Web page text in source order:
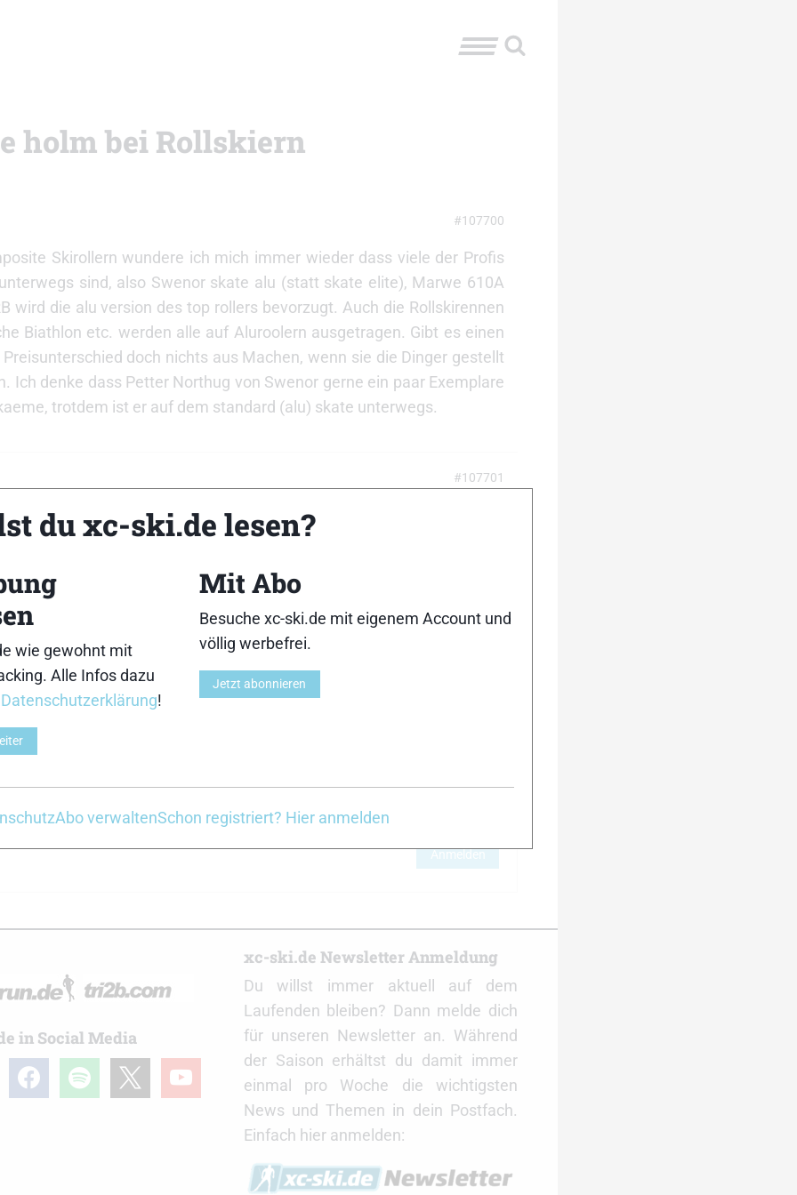
holm bei Rollskiern
#107700
Skirollern wundere ich mich immer wieder dass viele der Profis
sind, also Swenor skate alu (statt skate elite), Marwe 610A
wird die alu version des top rollers bevorzugt. Auch die Rollskirennen
Biathlon etc. werden alle auf Aluroolern ausgetragen. Gibt es einen
doch nichts aus Machen, wenn sie die Dinger gestellt
Ich denke dass Petter Northug von Swenor gerne ein paar Exemplare
trotdem ist er auf dem standard (alu) skate unterwegs.
#107701
@jonas
? Was sind eure Beweggründe, Aluholme den flexenden
bei uns imSkiroller-Testbei der Skiähnlichkeit teilweise besser
Anmelden
in Social Media
facebookspotify youtube
xc-ski.de Newsletter Anmeldung
Du willst immer aktuell auf dem
Laufenden bleiben? Dann melde dich
für unseren Newsletter an. Während
der Saison erhältst du damit immer
einmal pro Woche die wichtigsten
News und Themen in dein Postfach.
Einfach hier anmelden:
du xc-ski.de lesen?
wie gewohnt mit
Alle Infos dazu
Datenschutzerklärung!
Mit Abo
Besuche xc-ski.de mit eigenem Account und
völlig werbefrei.
Jetzt abonnieren
Abo verwaltenSchon registriert? Hier anmelden